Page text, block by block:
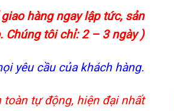
hàng ngay lập tức, sản
Chúng tôi chỉ: 2 – 3 ngày )
yêu cầu của khách hàng.
toàn tự động, hiện đại nhất